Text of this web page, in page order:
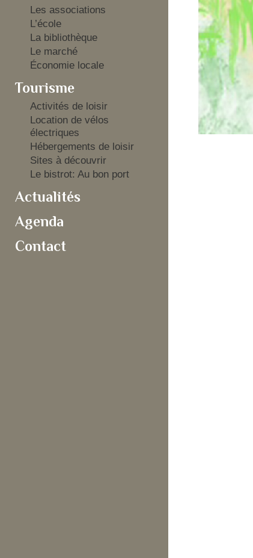
Les associations
L’école
La bibliothèque
Le marché
Économie locale
Tourisme
Activités de loisir
Location de vélos
électriques
Hébergements de loisir
Sites à découvrir
Le bistrot: Au bon port
Actualités
Agenda
Contact